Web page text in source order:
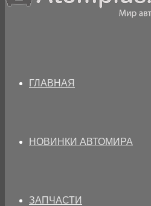
ГЛАВНАЯ
НОВИНКИ АВТОМИРА
ЗАПЧАСТИ